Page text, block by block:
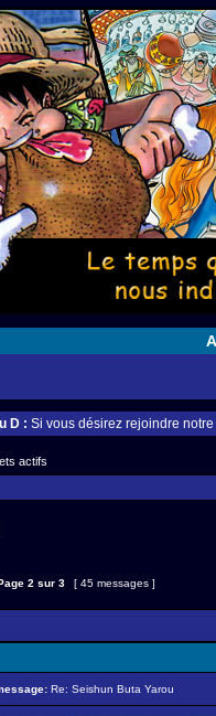
D : Si vous désirez rejoindre
actifs
2 sur 3 [ 45 messages ]
Re: Seishun Buta Yarou